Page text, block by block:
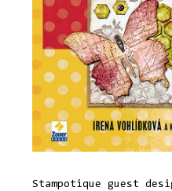
Stampotique guest